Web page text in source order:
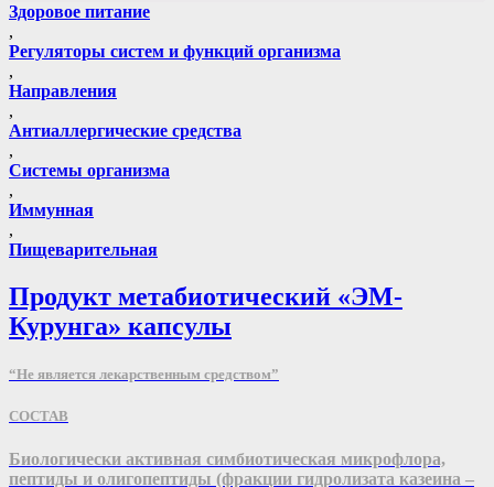
Здоровое питание
,
Регуляторы систем и функций организма
,
Направления
,
Антиаллергические средства
,
Системы организма
,
Иммунная
,
Пищеварительная
Продукт метабиотический «ЭМ-
Курунга» капсулы
“Не является лекарственным средством”
СОСТАВ
Биологически активная симбиотическая микрофлора,
пептиды и олигопептиды (фракции гидролизата казеина –